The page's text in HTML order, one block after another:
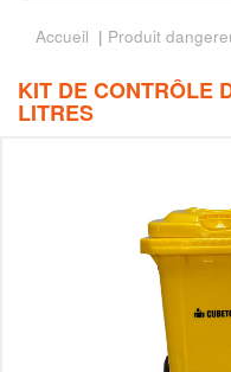
Accueil | Produit
KIT DE CONTRÔLE
LITRES